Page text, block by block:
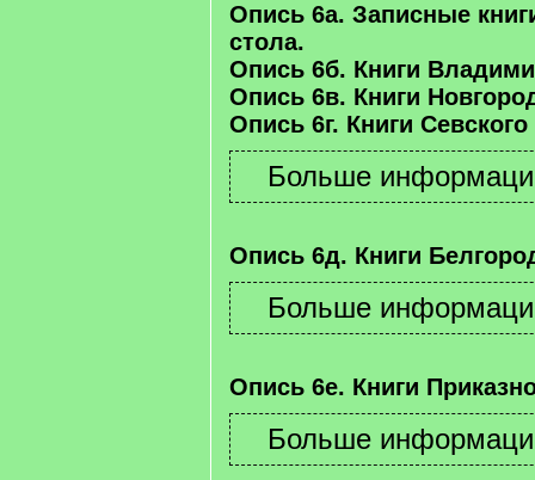
Опись 6а. Записные
стола.
Опись 6б. Книги
Опись 6в. Книги
Опись 6г. Книги Севского
Опись 6д. Книги
Опись 6е. Книги